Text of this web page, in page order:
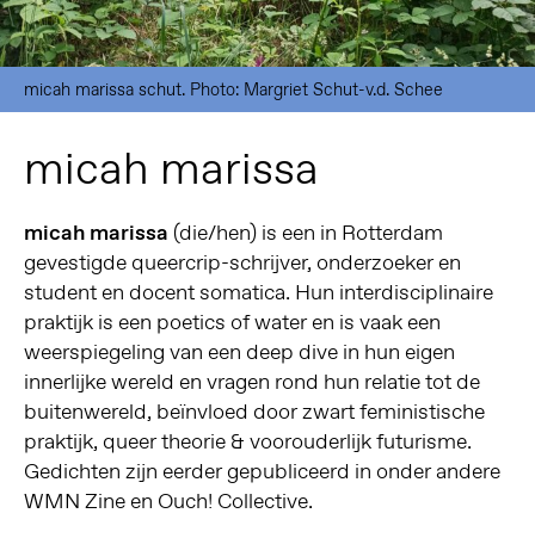
micah marissa schut. Photo: Margriet Schut-v.d. Schee
micah marissa
micah marissa (die/hen) is een in Rotterdam
gevestigde queercrip-schrijver, onderzoeker en
student en docent somatica. Hun interdisciplinaire
praktijk is een poetics of water en is vaak een
weerspiegeling van een deep dive in hun eigen
innerlijke wereld en vragen rond hun relatie tot de
buitenwereld, beïnvloed door zwart feministische
praktijk, queer theorie & voorouderlijk futurisme.
Gedichten zijn eerder gepubliceerd in onder andere
WMN Zine en Ouch! Collective.